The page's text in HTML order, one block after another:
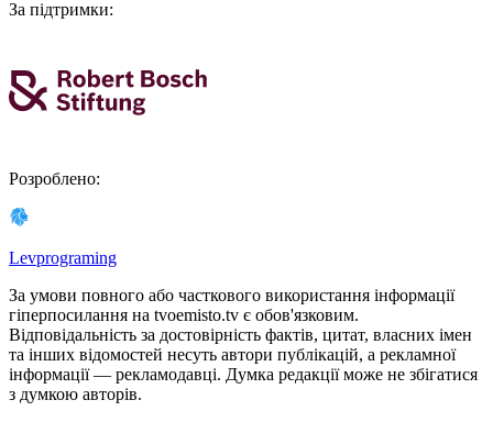
За підтримки:
Розроблено:
Levprograming
За умови повного або часткового використання iнформацiї
гіперпосилання на tvoemisto.tv є обов'язковим.
Відповідальність за достовірність фактів, цитат, власних імен
та інших відомостей несуть автори публікацій, а рекламної
інформації — рекламодавці. Думка редакцiї може не збiгатися
з думкою авторiв.